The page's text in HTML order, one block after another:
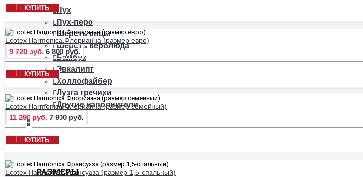
Пух
Пух-перо
Шерсть овцы
Шерсть верблюда
Бамбук
Эвкалипт
Холлофайбер
Лузга гречихи
Другие наполнители
+
НАМАТРАСНИКИ
РАЗМЕРЫ
КУПИТЬ
Ecotex Harmonica Флорианна (размер евро)
9 720 руб. 6 800 руб.
КУПИТЬ
Ecotex Harmonica Флорианна (размер семейный)
11 290 руб. 7 900 руб.
КУПИТЬ
Ecotex Harmonica Франсуаза (размер 1,5-спальный)